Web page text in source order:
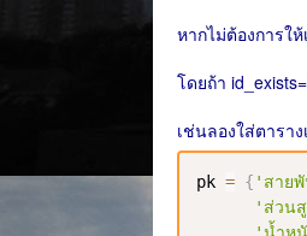
หากไม่ต้องการใ
โดยถ้า
เช่นลองใส่ตารา
pk = { 'สาย
'ส่วน